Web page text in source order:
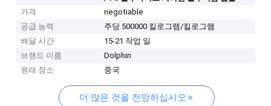
가격
negotiable
공급 능력
주당 500000 킬로그램/킬로그램
배달 시간
15-21 작업 일
브랜드 이름
Dolphin
원래 장소
중국
더 많은 것을 전망하십시오